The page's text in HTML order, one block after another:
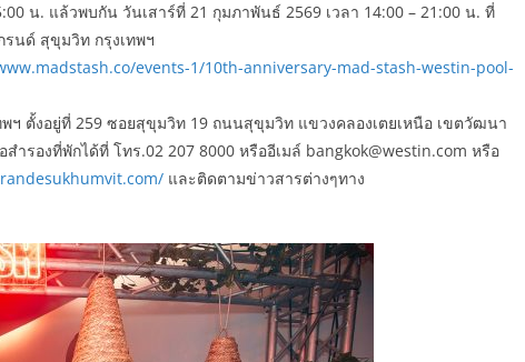
น. แล้วพบกัน วันเสาร์ที่ 21 กุมภาพันธ์ 2569 เวลา 14:00 – 21:00 น. ที่
นด์ สุขุมวิท กรุงเทพฯ
events-1/10th-anniversary-mad-stash-westin-pool-
ฯ ตั้งอยู่ที่ 259 ซอยสุขุมวิท 19 ถนนสุขุมวิท แขวงคลองเตยเหนือ เขตวัฒนา
ำรองที่พักได้ที่ โทร.02 207 8000 หรืออีเมล์ bangkok@westin.com หรือ
และติดตามข่าวสารต่างๆทาง